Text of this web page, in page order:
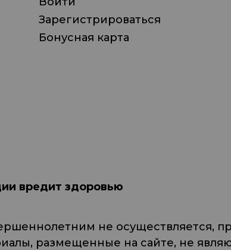
Зарегистрироваться
Бонусная карта
вредит здоровью
не осуществляется,
размещенные на сайте, не